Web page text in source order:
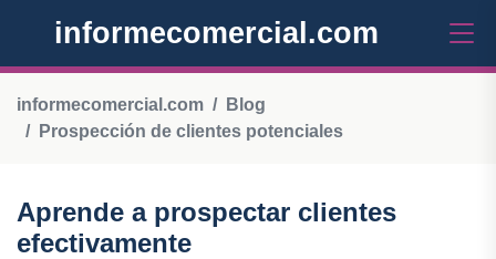
informecomercial.com
informecomercial.com
Blog
Prospección de clientes potenciales
Aprende a prospectar clientes
efectivamente